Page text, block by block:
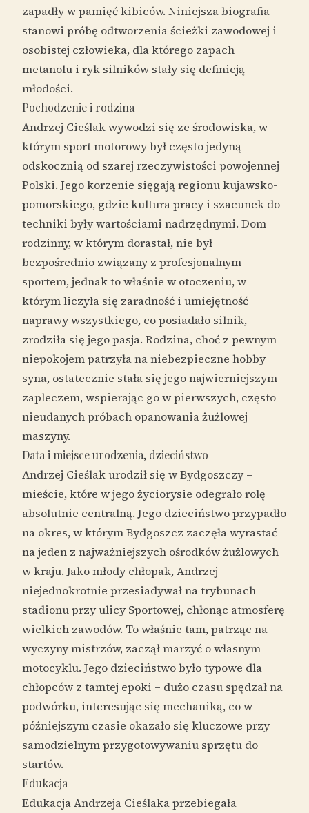
zapadły w pamięć kibiców. Niniejsza biografia
stanowi próbę odtworzenia ścieżki zawodowej i
osobistej człowieka, dla którego zapach
metanolu i ryk silników stały się definicją
młodości.
Pochodzenie i rodzina
Andrzej Cieślak wywodzi się ze środowiska, w
którym sport motorowy był często jedyną
odskocznią od szarej rzeczywistości powojennej
Polski. Jego korzenie sięgają regionu kujawsko-
pomorskiego, gdzie kultura pracy i szacunek do
techniki były wartościami nadrzędnymi. Dom
rodzinny, w którym dorastał, nie był
bezpośrednio związany z profesjonalnym
sportem, jednak to właśnie w otoczeniu, w
którym liczyła się zaradność i umiejętność
naprawy wszystkiego, co posiadało silnik,
zrodziła się jego pasja. Rodzina, choć z pewnym
niepokojem patrzyła na niebezpieczne hobby
syna, ostatecznie stała się jego najwierniejszym
zapleczem, wspierając go w pierwszych, często
nieudanych próbach opanowania żużlowej
maszyny.
Data i miejsce urodzenia, dzieciństwo
Andrzej Cieślak urodził się w Bydgoszczy –
mieście, które w jego życiorysie odegrało rolę
absolutnie centralną. Jego dzieciństwo przypadło
na okres, w którym Bydgoszcz zaczęła wyrastać
na jeden z najważniejszych ośrodków żużlowych
w kraju. Jako młody chłopak, Andrzej
niejednokrotnie przesiadywał na trybunach
stadionu przy ulicy Sportowej, chłonąc atmosferę
wielkich zawodów. To właśnie tam, patrząc na
wyczyny mistrzów, zaczął marzyć o własnym
motocyklu. Jego dzieciństwo było typowe dla
chłopców z tamtej epoki – dużo czasu spędzał na
podwórku, interesując się mechaniką, co w
późniejszym czasie okazało się kluczowe przy
samodzielnym przygotowywaniu sprzętu do
startów.
Edukacja
Edukacja Andrzeja Cieślaka przebiegała